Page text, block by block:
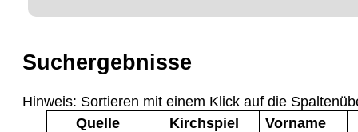
Suchergebnisse
Hinweis: Sortieren mit einem Klick auf die
Quelle
Kirchspiel Vorname